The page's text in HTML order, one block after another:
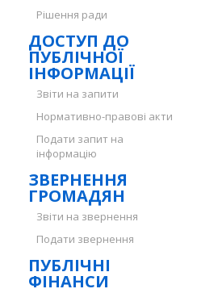
Рішення ради
ДОСТУП ДО
ПУБЛІЧНОЇ
ІНФОРМАЦІЇ
Звіти на запити
Нормативно-правові акти
Подати запит на
інформацію
ЗВЕРНЕННЯ
ГРОМАДЯН
Звіти на звернення
Подати звернення
ПУБЛІЧНІ
ФІНАНСИ